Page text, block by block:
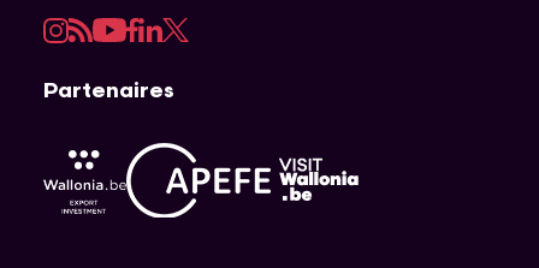
Instagram
RSSYouTube
Facebook
LinkedIn
Twitter
Partenaires
AWEX
Visit Wallonia